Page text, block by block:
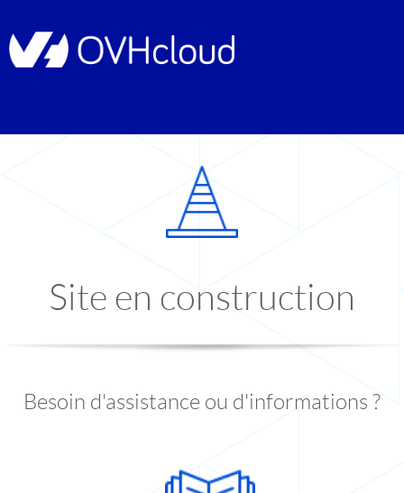
Site en construction
Besoin d'assistance ou d'informations ?